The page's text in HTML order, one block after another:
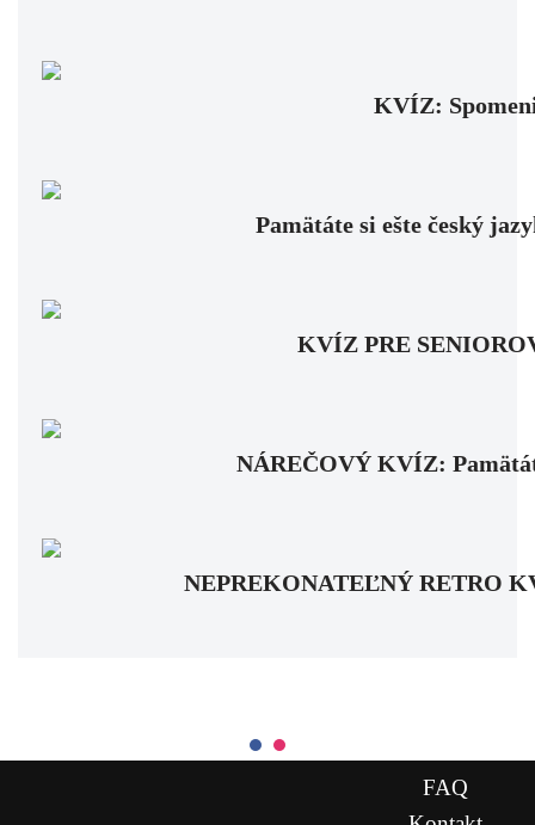
KVÍZ:
Pamätáte si ešte český
KVÍZ PRE
NÁREČOVÝ KVÍZ:
NEPREKONATEĽNÝ RETRO
FAQ